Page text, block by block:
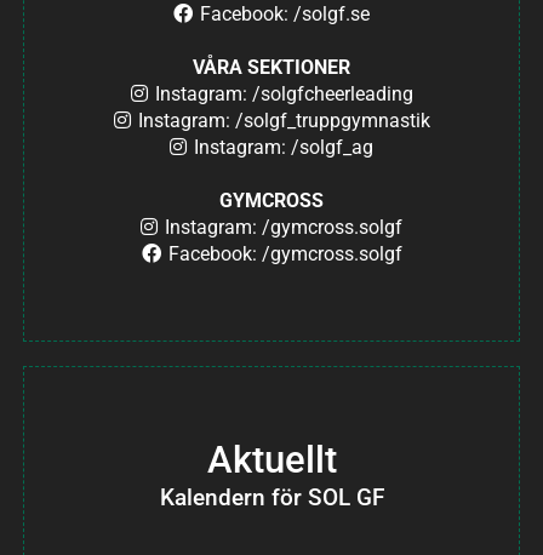
Facebook: /solgf.se
VÅRA SEKTIONER
Instagram: /solgfcheerleading
Instagram: /solgf_truppgymnastik
Instagram: /solgf_ag
GYMCROSS
Instagram: /gymcross.solgf
Facebook: /gymcross.solgf
Aktuellt
Kalendern för SOL GF